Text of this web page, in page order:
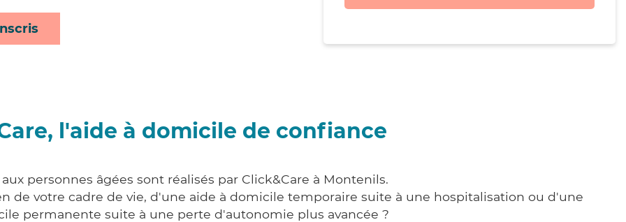
l'aide à domicile de confiance
aux personnes âgées sont réalisés par Click&Care à Montenils.
de votre cadre de vie, d'une aide à domicile temporaire suite à une hospitalisation ou d'une
permanente suite à une perte d'autonomie plus avancée ?